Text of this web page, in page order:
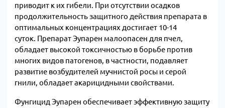
приводит к их гибели. При отсутствии осадков
продолжительность защитного действия препарата в
оптимальных концентрациях достигает 10-14
суток. Препарат Эупарен малоопасен для пчел,
обладает высокой токсичностью в борьбе против
многих видов патогенов, в частности, подавляет
развитие возбудителей мучнистой росы и серой
гнили, обладает акарицидными свойствами.
Фунгицид Эупарен обеспечивает эффективную защиту